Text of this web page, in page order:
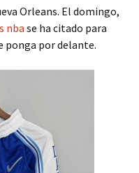
Orleans. El domingo,
nba se ha citado para
ponga por delante.